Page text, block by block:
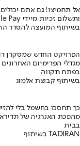
אל תחמיצו! גם אתם
יחסי הימור משופרים, הפקדות ב-Apple Pay ותשלום זכיות מיידי
בשיתוף המועצה להסדר
הפרויקט החדש שמסקרן
בפתח תקווה
בשיתוף קבוצת אלמוג
כך תחסכו בחשמל בלי
מהפכת האנרגיה של
בבית
בשיתוף TADIRAN